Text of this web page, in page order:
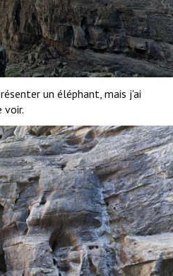
un éléphant, mais j'ai
voir.